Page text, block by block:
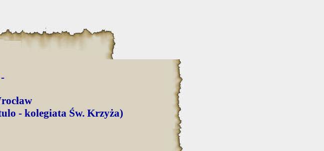
- kolegiata Św. Krzyża)